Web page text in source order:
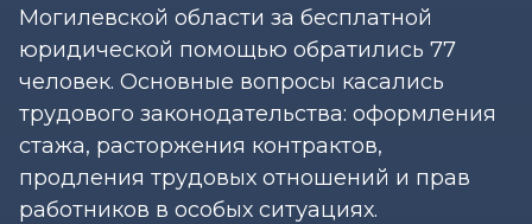
Могилевской области за бесплатной
юридической помощью обратились 77
человек. Основные вопросы касались
трудового законодательства: оформления
стажа, расторжения контрактов,
продления трудовых отношений и прав
работников в особых ситуациях.